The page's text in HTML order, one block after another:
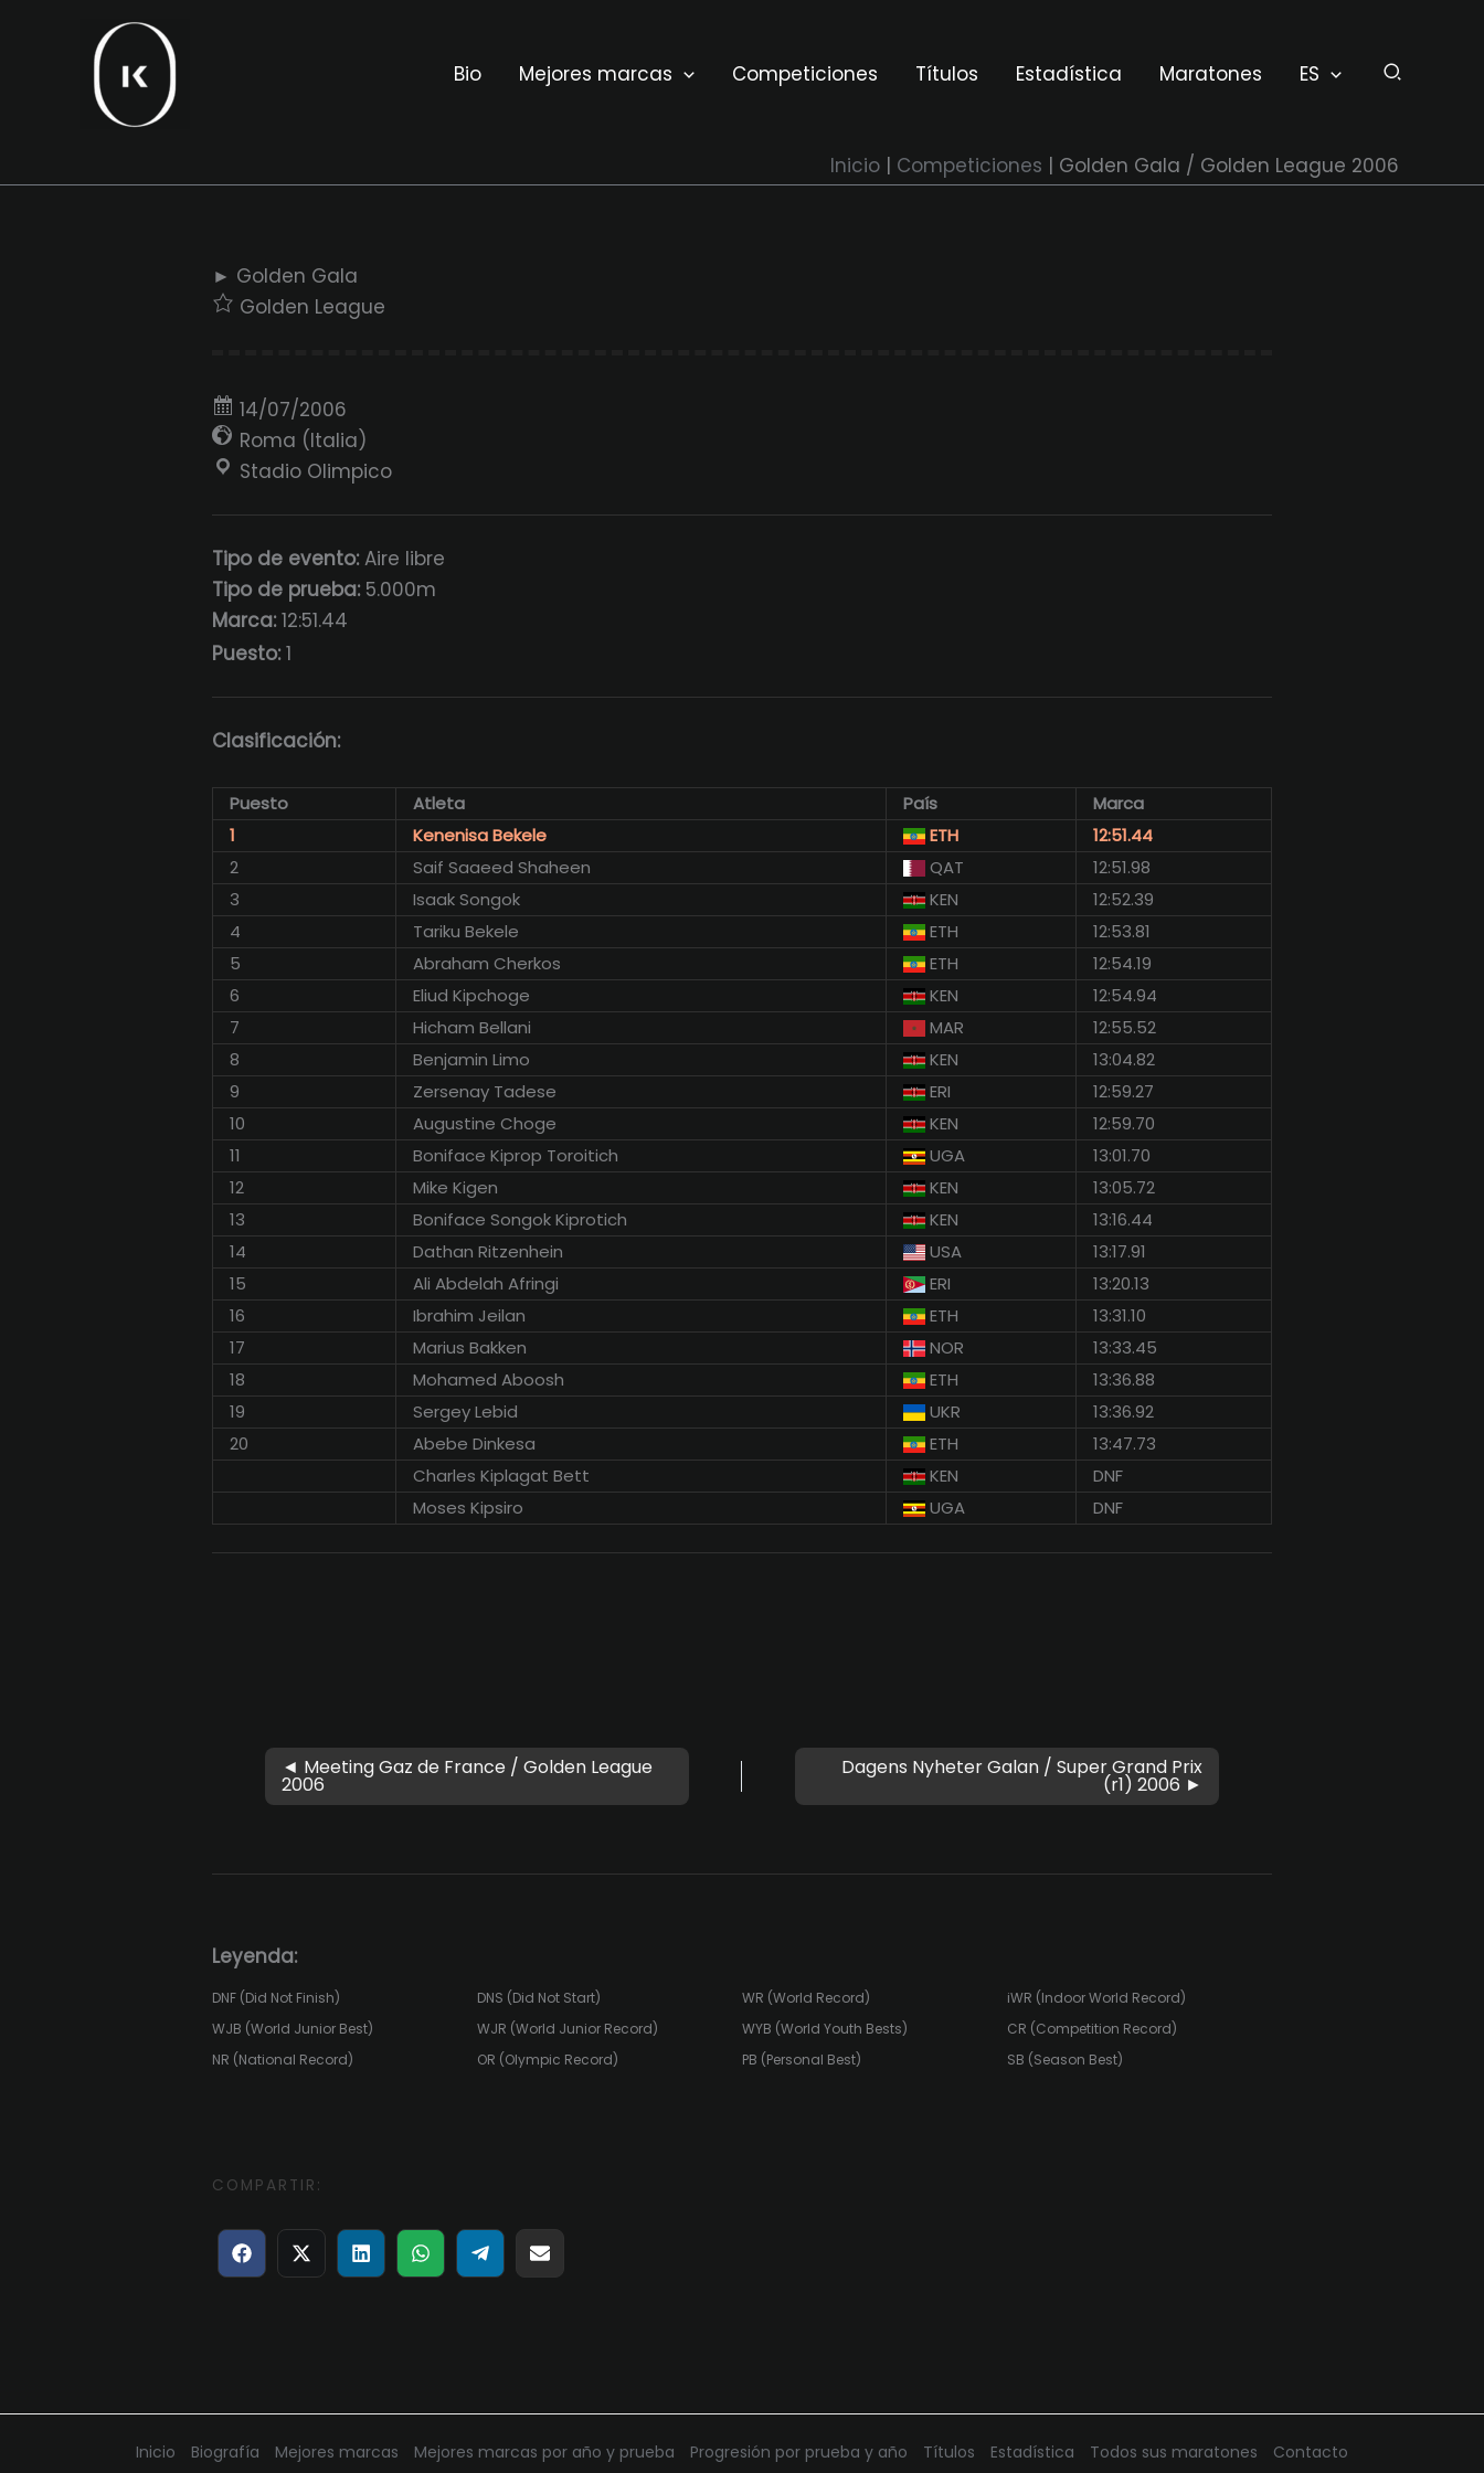
Bio Mejores marcas Competiciones Títulos Estadística Maratones ES
Inicio Competiciones Golden Gala / Golden League 2006
► Golden Gala
Golden League
14/07/2006
Roma (Italia)
Stadio Olimpico
Tipo de evento:Aire libre
Tipo de prueba: 5.000m
Marca:12:51.44
Puesto:1
Clasificación:
Puesto Atleta País
Marca
1
Kenenisa Bekele ETH
12:51.44
2
Saif Saaeed Shaheen QAT
12:51.98
3
Isaak Songok KEN
12:52.39
4
Tariku Bekele ETH
12:53.81
5
Abraham Cherkos ETH
12:54.19
6
Eliud Kipchoge KEN
12:54.94
7
Hicham Bellani MAR
12:55.52
8
Benjamin Limo KEN
13:04.82
9
Zersenay Tadese ERI
12:59.27
10
Augustine Choge KEN
12:59.70
11
Boniface Kiprop Toroitich UGA
13:01.70
12
Mike Kigen KEN
13:05.72
13
Boniface Songok Kiprotich KEN
13:16.44
14
Dathan Ritzenhein USA
13:17.91
15
Ali Abdelah Afringi ERI
13:20.13
16
Ibrahim Jeilan ETH
13:31.10
17
Marius Bakken NOR
13:33.45
18
Mohamed Aboosh ETH
13:36.88
19
Sergey Lebid UKR
13:36.92
20
Abebe Dinkesa ETH
13:47.73
Charles Kiplagat Bett
KEN
DNF
Moses Kipsiro
UGA DNF
◄ Meeting Gaz de France / Golden League
2006
Dagens Nyheter Galan / Super Grand Prix
(r1) 2006 ►
Leyenda:
DNF (Did Not Finish) DNS (Did Not Start) WR (World Record)
iWR (Indoor World Record)
WJB (World Junior Best)
WJR (World Junior Record) WYB (World Youth Bests)
CR (Competition Record)
NR (National Record)
OR (Olympic Record) PB (Personal Best) SB (Season Best)
COMPARTIR:
Compartir
en
Compartir
en
Compartir
en
Compartir
en
Compartir
en
Compartir
en
Inicio Biografía Mejores marcas Mejores marcas por año y prueba Progresión por prueba y año Títulos Estadística Todos sus maratones Contacto